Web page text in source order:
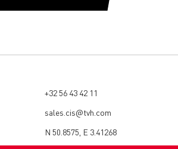
+32 56 43 42 11
sales.cis@tvh.com
N 50.8575, E 3.41268